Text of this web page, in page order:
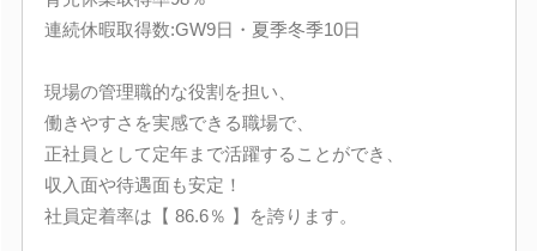
連続休暇取得数:GW9日・夏季冬季10日
現場の管理職的な役割を担い、
働きやすさを実感できる職場で、
正社員として定年まで活躍することができ、
収入面や待遇面も安定！
社員定着率は【 86.6％ 】を誇ります。